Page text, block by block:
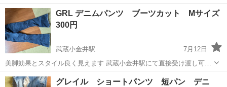
るときに使っていたフルフェイスヘルメットを出品致します。詳細を
以下に記しますので、ご確認ください。 ○商品名:BELLフルフェイスヘ
ルメット ○メーカー:...
東京 小金井市 武蔵小金井駅 その他
GRL デニムパンツ ブーツカット Mサイズ
300円
武蔵小金井駅
7月12日
美脚効果とスタイル良く見えます 武蔵小金井駅にて直接受け渡し可能
な方でお願いします
東京 小金井市 武蔵小金井駅 その他
グレイル ショートパンツ 短パン デニ